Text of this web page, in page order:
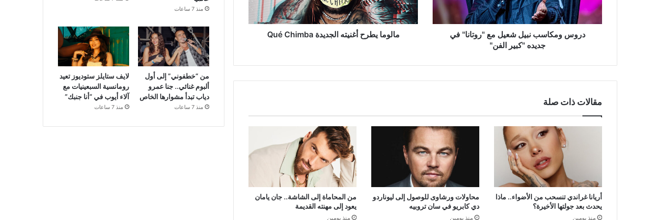
في
جديده
"كبير
دروس ومكاسب نبيل شعيل مع "روتانا" في
جديده "كبير الفن"
مالوما يطرح أغنيته الجديدة Qué Chimba
مقالات ذات صلة
أريانا غراندي تنسحب من الأضواء.. ماذا
يحدث بعد جولتها الأخيرة؟
منذ يومين
محاولات ورشاوى للوصول إلى ليوناردو
دي كابريو في سان تروبيه
منذ يومين
من المحاماة إلى الشاشة.. جان يامان
يعود إلى مهنته القديمة
منذ يومين
منذ 7 ساعات
من “خطفوني” إلى أول
ألبوم غنائي.. جنا عمرو
دياب تبدأ مشوارها الخاص
منذ 7 ساعات
لايف ستايلز ستوديوز تعيد
رومانسية السبعينيات مع
آلاء أيوب في “أنا جنبك”
منذ 7 ساعات